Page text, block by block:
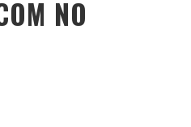
NO